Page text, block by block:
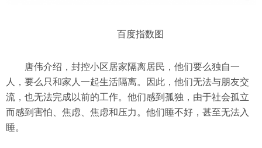
百度指数图
唐伟介绍，封控小区居家隔离居民，他们要么独自一
人，要么只和家人一起生活隔离。因此，他们无法与朋友交
流，也无法完成以前的工作。他们感到孤独，由于社会孤立
而感到害怕、焦虑、焦虑和压力。他们睡不好，甚至无法入
睡。